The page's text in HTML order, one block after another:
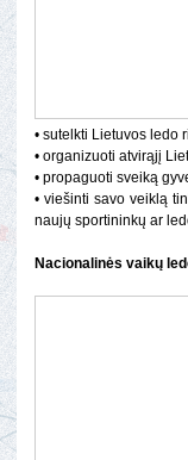
• sutelkti Lietuvos ledo
• organizuoti atvirąjį
• propaguoti sveiką
• viešinti savo veiklą
naujų sportininkų ar
Nacionalinės vaikų